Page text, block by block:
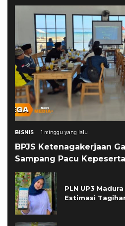
BISNIS 1 minggu yang lalu
BPJS Ketenagakerjaan
Sampang Pacu
PLN UP3
Estimasi